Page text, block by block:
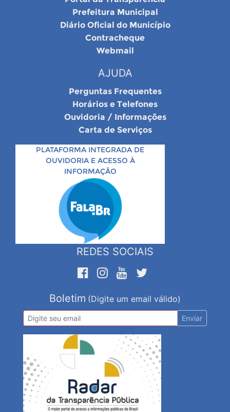
Prefeitura Municipal
Diário Oficial do Município
Contracheque
Webmail
AJUDA
Perguntas Frequentes
Horários e Telefones
Ouvidoria / Informações
Carta de Serviços
PLATAFORMA INTEGRADA DE
OUVIDORIA E ACESSO À
INFORMAÇÃO
REDES SOCIAIS
Boletim (Digite um email válido)
Enviar